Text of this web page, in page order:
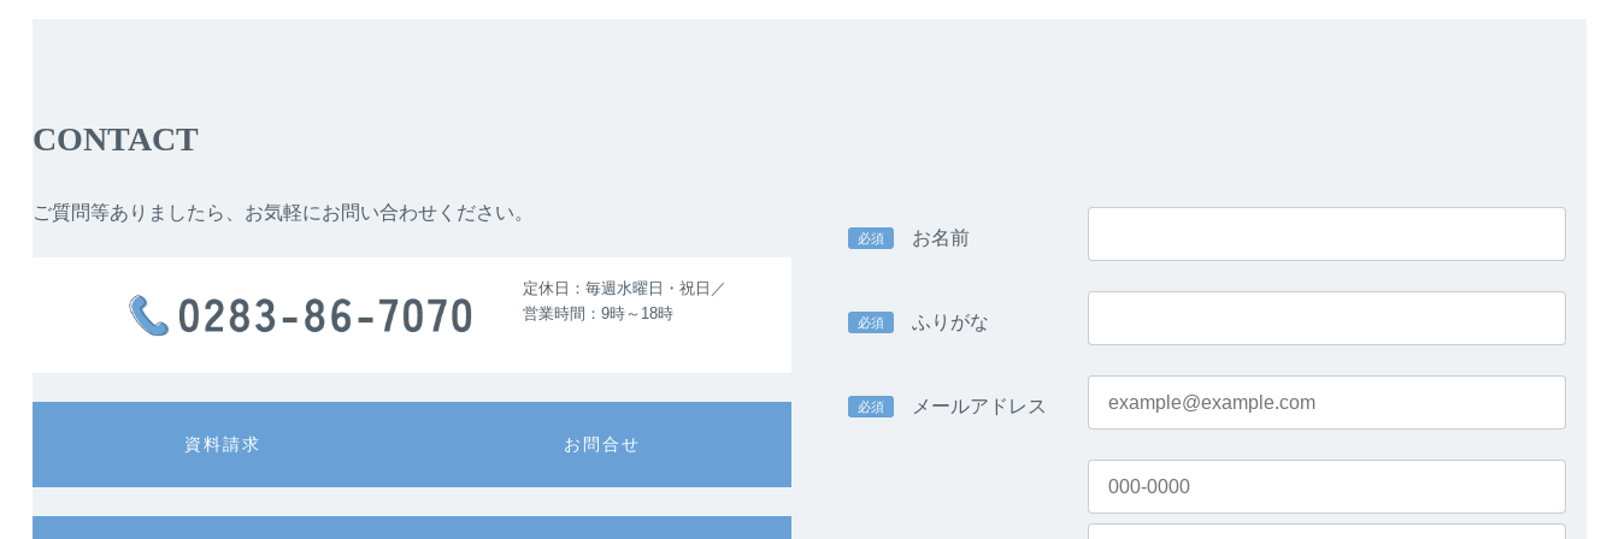
CONTACT
ご質問等ありましたら、お気軽にお問い合わせください。
定休日：毎週水曜日・祝日／
営業時間：9時～18時
ム
リ
資料請求
ム
リ
お問合せ
必須 お名前
必須 ふりがな
必須 メールアドレス